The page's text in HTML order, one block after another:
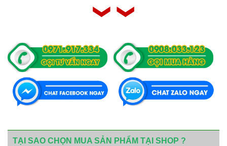
TẠI SAO CHỌN MUA SẢN PHẨM TẠI SHOP ?